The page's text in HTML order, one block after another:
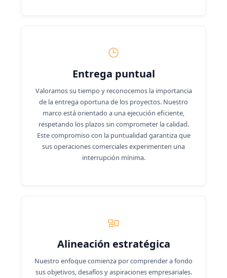
Entrega puntual
Valoramos su tiempo y reconocemos la importancia
de la entrega oportuna de los proyectos. Nuestro
marco está orientado a una ejecución eficiente,
respetando los plazos sin comprometer la calidad.
Este compromiso con la puntualidad garantiza que
sus operaciones comerciales experimenten una
interrupción mínima.
Alineación estratégica
Nuestro enfoque comienza por comprender a fondo
sus objetivos, desafíos y aspiraciones empresariales.